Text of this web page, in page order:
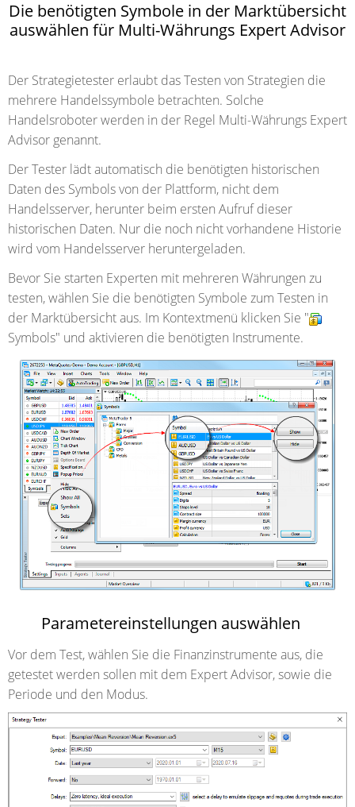
Die benötigten Symbole in der Marktübersicht
auswählen für Multi-Währungs Expert Advisor
Der Strategietester erlaubt das Testen von Strategien die
mehrere Handelssymbole betrachten. Solche
Handelsroboter werden in der Regel Multi-Währungs Expert
Advisor genannt.
Der Tester lädt automatisch die benötigten historischen
Daten des Symbols von der Plattform, nicht dem
Handelsserver, herunter beim ersten Aufruf dieser
historischen Daten. Nur die noch nicht vorhandene Historie
wird vom Handelsserver heruntergeladen.
Bevor Sie starten Experten mit mehreren Währungen zu
testen, wählen Sie die benötigten Symbole zum Testen in
der Marktübersicht aus. Im Kontextmenü klicken Sie "
Symbols" und aktivieren die benötigten Instrumente.
Parametereinstellungen auswählen
Vor dem Test, wählen Sie die Finanzinstrumente aus, die
getestet werden sollen mit dem Expert Advisor, sowie die
Periode und den Modus.